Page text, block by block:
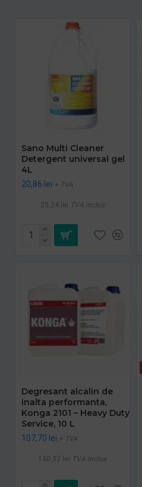
Sano Multi Cleaner
Detergent universal gel
4L
20,86 lei + TVA
25,24 lei TVA inclus
Degresant alcalin de
inalta performanta,
Konga 2101 – Heavy Duty
Service, 10 L
107,70 lei + TVA
130,32 lei TVA inclus